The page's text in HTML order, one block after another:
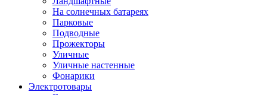
На солнечных батареях
Парковые
Подводные
Прожекторы
Уличные
Уличные настенные
Фонарики
Электротовары